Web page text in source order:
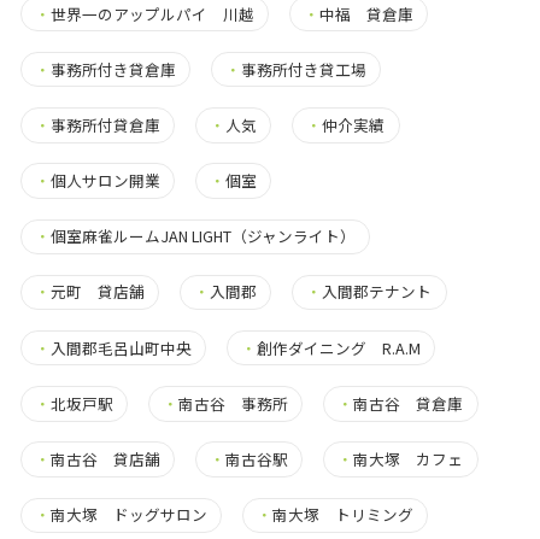
・ 世界一のアップルパイ 川越 ・中福 貸倉庫
・ 事務所付き貸倉庫 ・ 事務所付き貸工場
・ 事務所付貸倉庫 ・ 人気 ・仲介実績
・ 個人サロン開業 ・個室
・ 個室麻雀ルームJAN LIGHT（ジャンライト）
・ 元町 貸店舗 ・ 入間郡 ・ 入間郡テナント
・ 入間郡毛呂山町中央 ・創作ダイニング R.A.M
・ 北坂戸駅 ・南古谷 事務所 ・南古谷 貸倉庫
・ 南古谷 貸店舗 ・南古谷駅 ・南大塚 カフェ
・ 南大塚 ドッグサロン ・南大塚 トリミング